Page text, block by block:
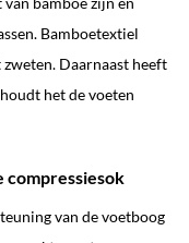
Bamboetextiel
Daarnaast heeft
het de voeten
compressiesok
van de voetboog